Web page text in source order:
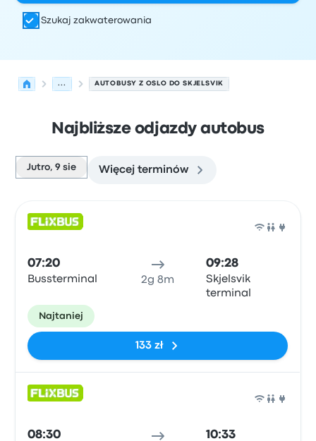
Szukaj zakwaterowania
... AUTOBUSY Z OSLO DO SKJELSVIK
Najbliższe odjazdy autobus
Jutro, 9 sie Więcej terminów
07:20
Bussterminal 2g 8m
09:28
Skjelsvik
terminal
Najtaniej
133 zł
08:30 10:33